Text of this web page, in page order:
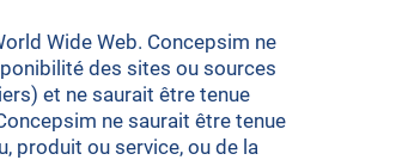
Wide Web. Concepsim ne
des sites ou sources
et ne saurait être tenue
ne saurait être tenue
produit ou service, ou de la